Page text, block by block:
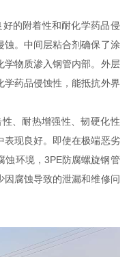
的附着性和耐化学药品侵
蚀。中间层粘合剂确保了涂
学物质渗入钢管内部。外层
学药品侵蚀性，能抵抗外界
、耐热增强性、韧硬化性
表现良好。即使在极端恶劣
蚀环境，3PE防腐螺旋钢管
因腐蚀导致的泄漏和维修问